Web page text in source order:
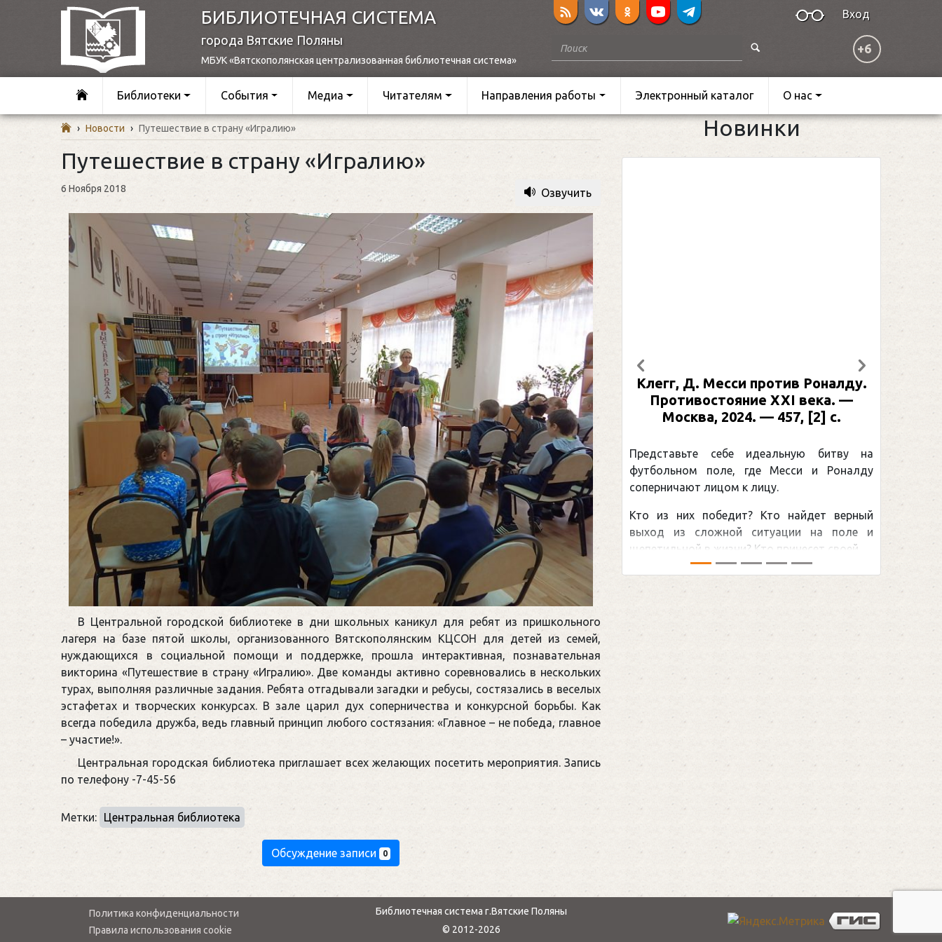
БИБЛИОТЕЧНАЯ СИСТЕМА
города Вятские Поляны
МБУК «Вятскополянская централизованная библиотечная система»
Вход
+6
Библиотеки События Медиа Читателям Направления работы Электронный каталог О нас
› Новости › Путешествие в страну «Игралию»
Путешествие в страну «Игралию»
6 Ноября 2018 Озвучить
В Центральной городской библиотеке в дни школьных каникул для ребят из пришкольного
лагеря на базе пятой школы, организованного Вятскополянским КЦСОН для детей из семей,
нуждающихся в социальной помощи и поддержке, прошла интерактивная, познавательная
викторина «Путешествие в страну «Игралию». Две команды активно соревновались в нескольких
турах, выполняя различные задания. Ребята отгадывали загадки и ребусы, состязались в веселых
эстафетах и творческих конкурсах. В зале царил дух соперничества и конкурсной борьбы. Как
всегда победила дружба, ведь главный принцип любого состязания: «Главное – не победа, главное
– участие!».
Центральная городская библиотека приглашает всех желающих посетить мероприятия. Запись
по телефону -7-45-56
Метки: Центральная библиотека
Обсуждение записи 0
Новинки
Клегг, Д. Месси против Роналду.
Противостояние XXI века. —
Москва, 2024. — 457, [2] с.
Представьте себе идеальную битву на
футбольном поле, где Месси и Роналду
соперничают лицом к лицу.
Кто из них победит? Кто найдет верный
выход из сложной ситуации на поле и
щепетильной в жизни? Кто принесет своей ...
Предыдущий Следующий
Политика конфиденциальности
Правила использования cookie
Библиотечная система г.Вятские Поляны
© 2012-2026